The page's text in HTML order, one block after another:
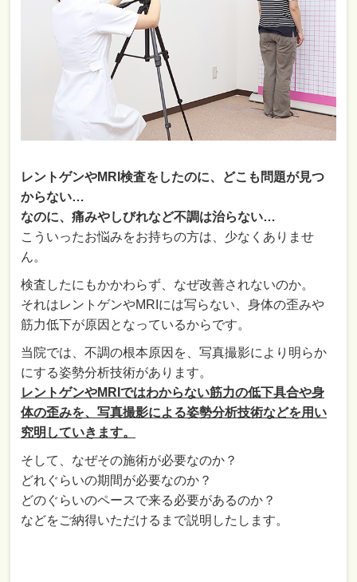
レントゲンやMRI検査をしたのに、どこも問題が見つ
からない…
なのに、痛みやしびれなど不調は治らない…
こういったお悩みをお持ちの方は、少なくありませ
ん。
検査したにもかかわらず、なぜ改善されないのか。
それはレントゲンやMRIには写らない、身体の歪みや
筋力低下が原因となっているからです。
当院では、不調の根本原因を、写真撮影により明らか
にする姿勢分析技術があります。
レントゲンやMRIではわからない筋力の低下具合や身
体の歪みを、写真撮影による姿勢分析技術などを用い
究明していきます。
そして、なぜその施術が必要なのか？
どれぐらいの期間が必要なのか？
どのぐらいのペースで来る必要があるのか？
などをご納得いただけるまで説明したします。